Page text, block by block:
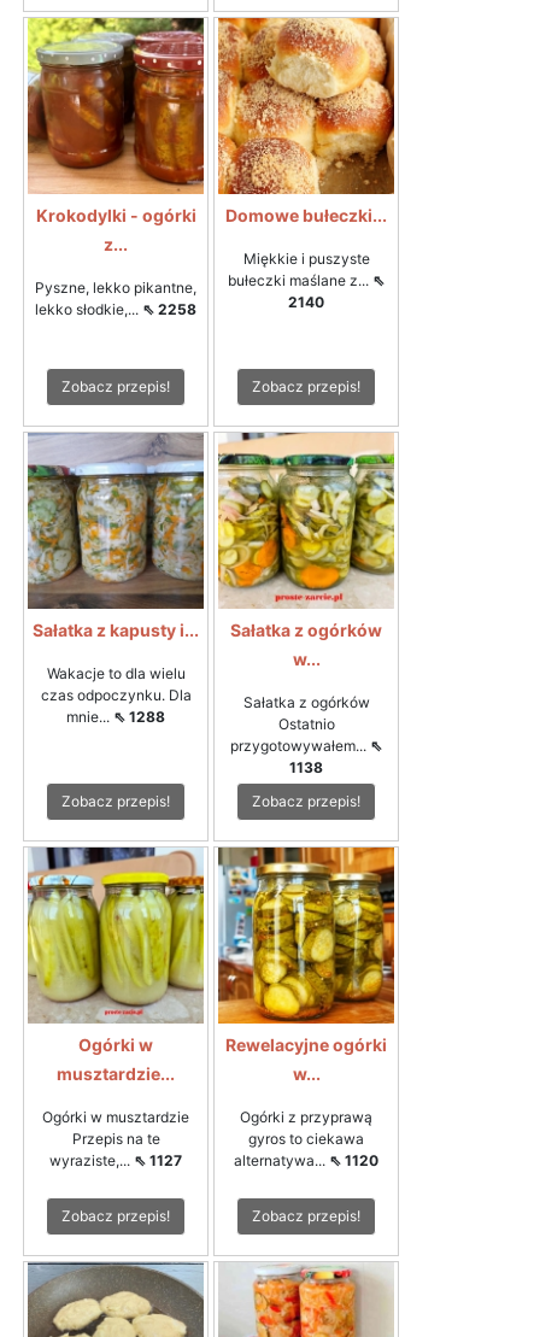
Krokodylki - ogórki
z...
Pyszne, lekko pikantne,
lekko słodkie,... ⇖ 2258
Zobacz przepis!
Domowe bułeczki...
Miękkie i puszyste
bułeczki maślane z... ⇖
2140
Zobacz przepis!
Sałatka z kapusty i...
Wakacje to dla wielu
czas odpoczynku. Dla
mnie... ⇖ 1288
Zobacz przepis!
Sałatka z ogórków
w...
Sałatka z ogórków
Ostatnio
przygotowywałem... ⇖
1138
Zobacz przepis!
Ogórki w
musztardzie...
Ogórki w musztardzie
Przepis na te
wyraziste,... ⇖ 1127
Zobacz przepis!
Rewelacyjne ogórki
w...
Ogórki z przyprawą
gyros to ciekawa
alternatywa... ⇖ 1120
Zobacz przepis!